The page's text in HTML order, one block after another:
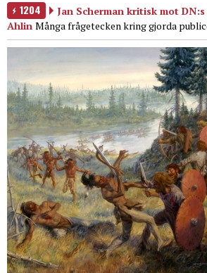
1204
Jan Scherman kritisk mot
Ahlin Många frågetecken kring gjorda